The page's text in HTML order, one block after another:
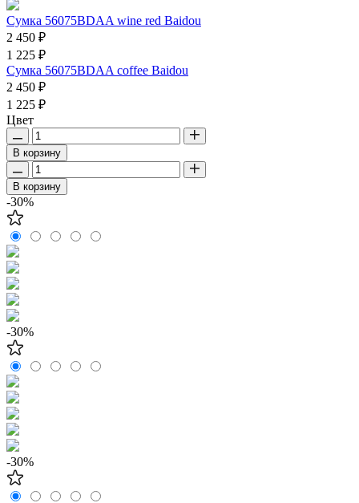
Сумка 56075BDAA wine red Baidou
2 450 ₽
1 225 ₽
Сумка 56075BDAA coffee Baidou
2 450 ₽
1 225 ₽
Цвет
В корзину
В корзину
-30%
-30%
-30%